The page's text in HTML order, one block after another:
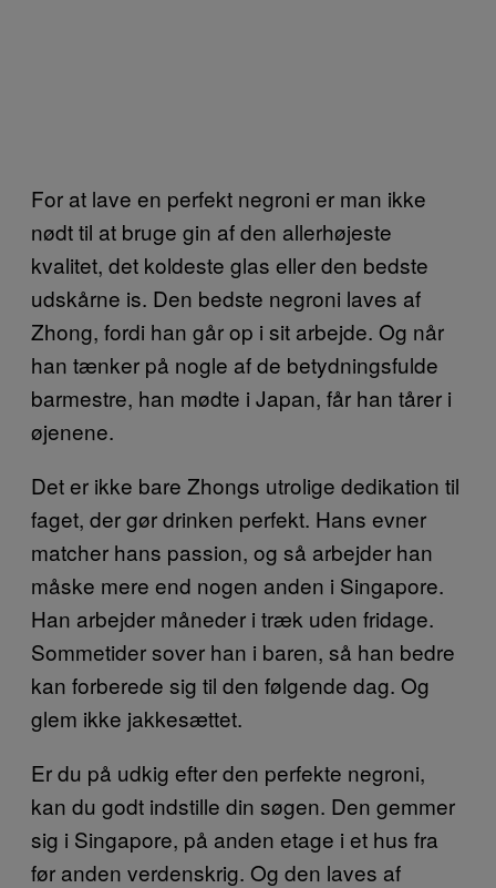
For at lave en perfekt negroni er man ikke
nødt til at bruge gin af den allerhøjeste
kvalitet, det koldeste glas eller den bedste
udskårne is. Den bedste negroni laves af
Zhong, fordi han går op i sit arbejde. Og når
han tænker på nogle af de betydningsfulde
barmestre, han mødte i Japan, får han tårer i
øjenene.
Det er ikke bare Zhongs utrolige dedikation til
faget, der gør drinken perfekt. Hans evner
matcher hans passion, og så arbejder han
måske mere end nogen anden i Singapore.
Han arbejder måneder i træk uden fridage.
Sommetider sover han i baren, så han bedre
kan forberede sig til den følgende dag. Og
glem ikke jakkesættet.
Er du på udkig efter den perfekte negroni,
kan du godt indstille din søgen. Den gemmer
sig i Singapore, på anden etage i et hus fra
før anden verdenskrig. Og den laves af